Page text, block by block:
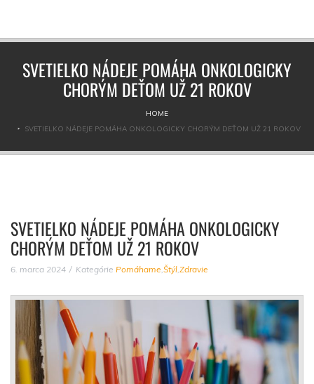
SVETIELKO NÁDEJE POMÁHA ONKOLOGICKY
CHORÝM DEŤOM UŽ 21 ROKOV
HOME
SVETIELKO NÁDEJE POMÁHA ONKOLOGICKY CHORÝM DEŤOM UŽ 21 ROKOV
SVETIELKO NÁDEJE POMÁHA ONKOLOGICKY
CHORÝM DEŤOM UŽ 21 ROKOV
6. marca 2024 Kategórie Pomáhame,Štýl,Zdravie